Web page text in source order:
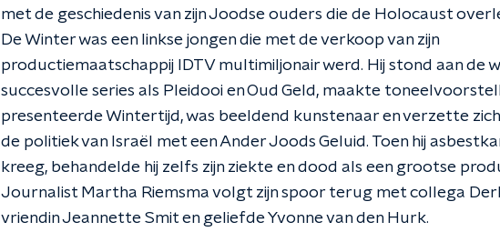
met de geschiedenis van zijn Joodse ouders die de Holocaust
De Winter was een linkse jongen die met de verkoop van zijn
productiemaatschappij IDTV multimiljonair werd. Hij stond aan de
succesvolle series als Pleidooi en Oud Geld, maakte
presenteerde Wintertijd, was beeldend kunstenaar en verzette
de politiek van Israël met een Ander Joods Geluid. Toen hij
kreeg, behandelde hij zelfs zijn ziekte en dood als een grootse
Journalist Martha Riemsma volgt zijn spoor terug met collega
vriendin Jeannette Smit en geliefde Yvonne van den Hurk.